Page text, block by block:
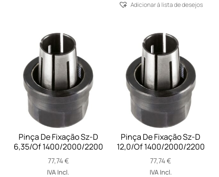
Adicionar á lista de desejos
Pinça De Fixação Sz-D
6,35/Of 1400/2000/2200
77,74€
IVA Incl.
Pinça De Fixação Sz-D
12,0/Of 1400/2000/2200
77,74€
IVA Incl.